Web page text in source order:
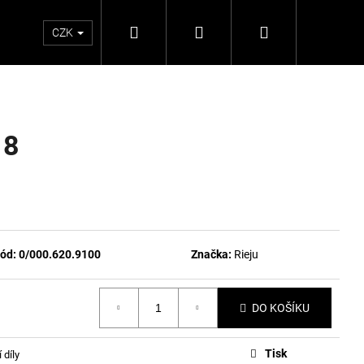
CZK Hledat PřihlášeníNákupní
0/000.620.9100 Značka: Rieju
DO KOŠÍKU
díly
Tisk